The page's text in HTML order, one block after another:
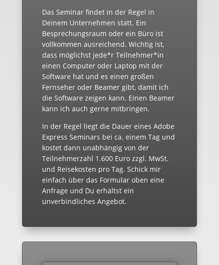
Das Seminar findet in der Regel in
Deinem Unternehmen statt. Ein
Besprechungsraum oder ein Büro ist
vollkommen ausreichend. Wichtig ist,
dass möglichst jede*r Teilnehmer*in
einen Computer oder Laptop mit der
Software hat und es einen großen
Fernseher oder Beamer gibt, damit ich
die Software zeigen kann. Einen Beamer
kann ich auch gerne mitbringen.
In der Regel liegt die Dauer eines Adobe
Express Seminars bei ca. einem Tag und
kostet dann unabhängig von der
Teilnehmerzahl 1.600 Euro zzgl. MwSt.
und Reisekosten pro Tag. Schick mir
einfach über das Formular oben eine
Anfrage und Du erhältst ein
unverbindliches Angebot.